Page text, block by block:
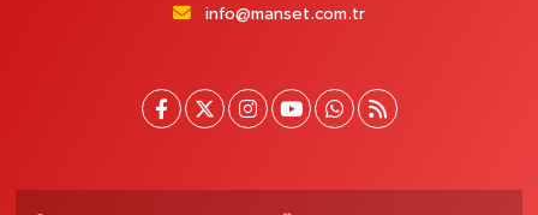
info@manset.com.tr